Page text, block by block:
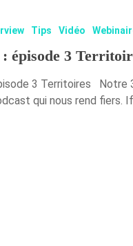
Tips Vidéo
épisode 3
3 Territoires Notre
qui nous rend fiers.